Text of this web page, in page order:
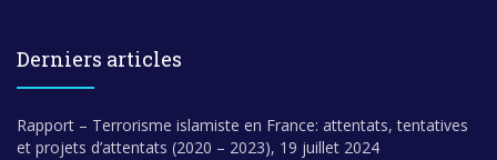
Derniers articles
Rapport – Terrorisme islamiste en France: attentats, tentatives
et projets d’attentats (2020 – 2023), 19 juillet 2024